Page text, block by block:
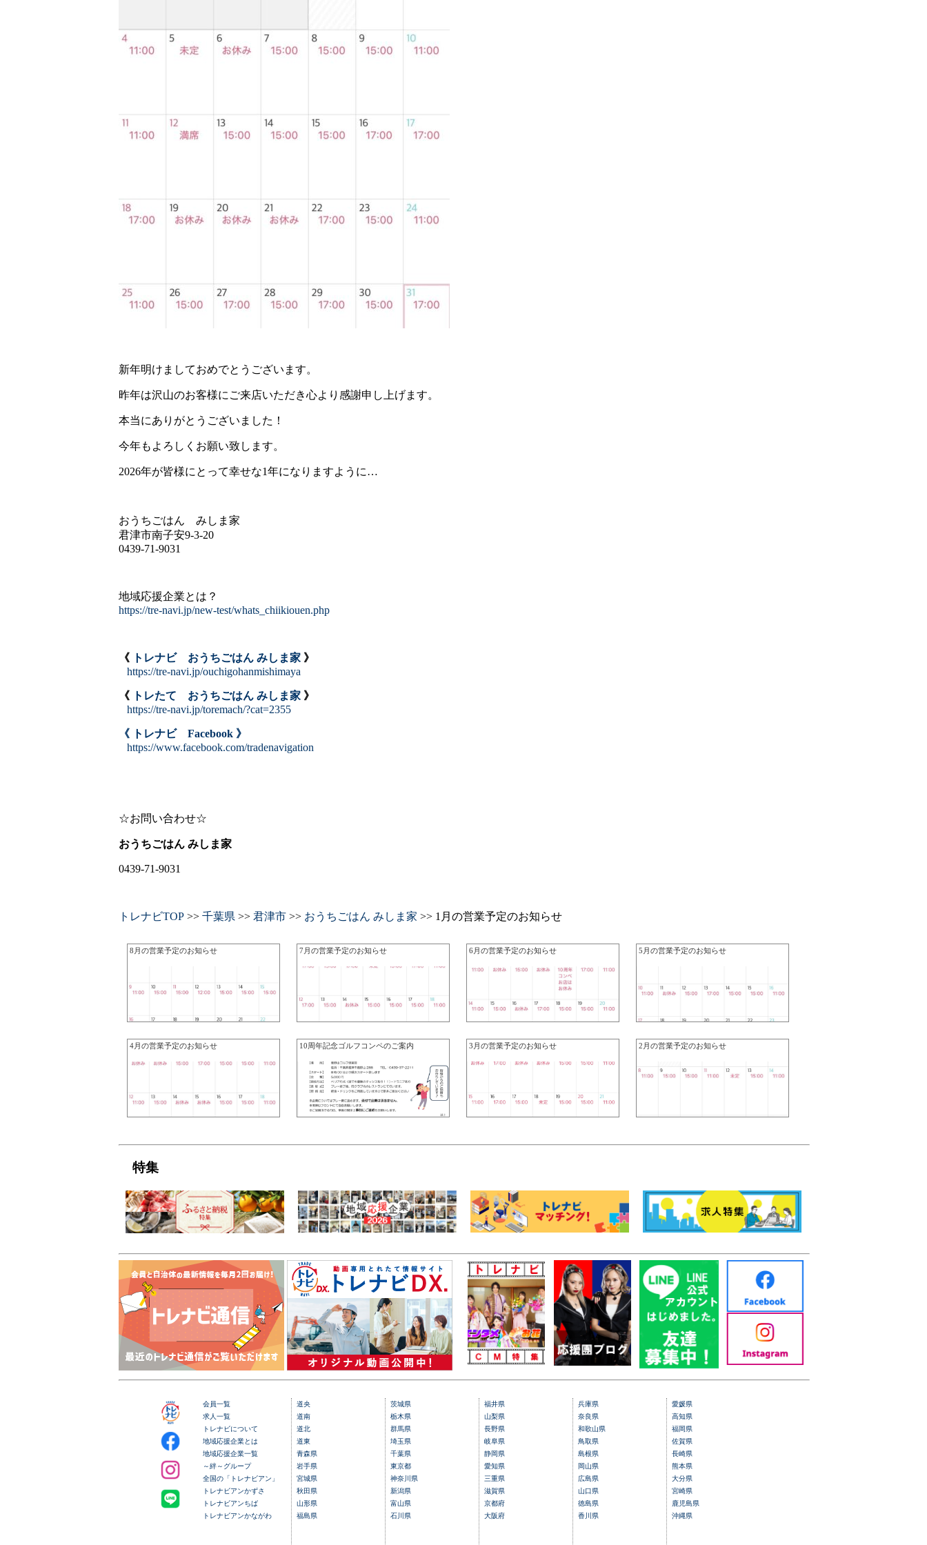
新年明けましておめでとうございます。
昨年は沢山のお客様にご来店いただき心より感謝申し上げます。
本当にありがとうございました！
今年もよろしくお願い致します。
2026年が皆様にとって幸せな1年になりますように…
おうちごはん みしま家
君津市南子安9-3-20
0439-71-9031
地域応援企業とは？
https://tre-navi.jp/new-test/whats_chiikiouen.php
《 トレナビ おうちごはん みしま家 》
https://tre-navi.jp/ouchigohanmishimaya
《 トレたて おうちごはん みしま家 》
https://tre-navi.jp/toremach/?cat=2355
《 トレナビ Facebook 》
https://www.facebook.com/tradenavigation
☆お問い合わせ☆
おうちごはん みしま家
0439-71-9031
トレナビTOP >> 千葉県 >> 君津市 >> おうちごはん みしま家 >> 1月の営業予定のお知らせ
8月の営業予定のお知らせ 7月の営業予定のお知らせ 6月の営業予定のお知らせ 5月の営業予定のお知らせ
4月の営業予定のお知らせ 10周年記念ゴルフコンペのご案内 3月の営業予定のお知らせ 2月の営業予定のお知らせ
特集
会員一覧
求人一覧
トレナビについて
地域応援企業とは
地域応援企業一覧
～絆～グループ
全国の「トレナビアン」
トレナビアンかずさ
トレナビアンちば
トレナビアンかながわ
道央
道南
道北
道東
青森県
岩手県
宮城県
秋田県
山形県
福島県
茨城県
栃木県
群馬県
埼玉県
千葉県
東京都
神奈川県
新潟県
富山県
石川県
福井県
山梨県
長野県
岐阜県
静岡県
愛知県
三重県
滋賀県
京都府
大阪府
兵庫県
奈良県
和歌山県
鳥取県
島根県
岡山県
広島県
山口県
徳島県
香川県
愛媛県
高知県
福岡県
佐賀県
長崎県
熊本県
大分県
宮崎県
鹿児島県
沖縄県